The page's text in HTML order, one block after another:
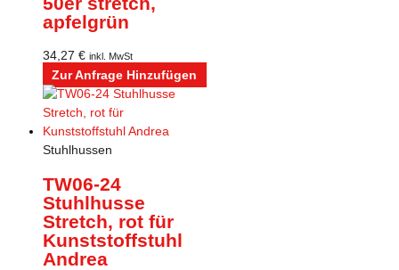
apfelgrün
34,27 € inkl. MwSt
Zur Anfrage Hinzufügen
Stuhlhussen
TW06-24
Stuhlhusse
Stretch, rot für
Kunststoffstuhl
Andrea